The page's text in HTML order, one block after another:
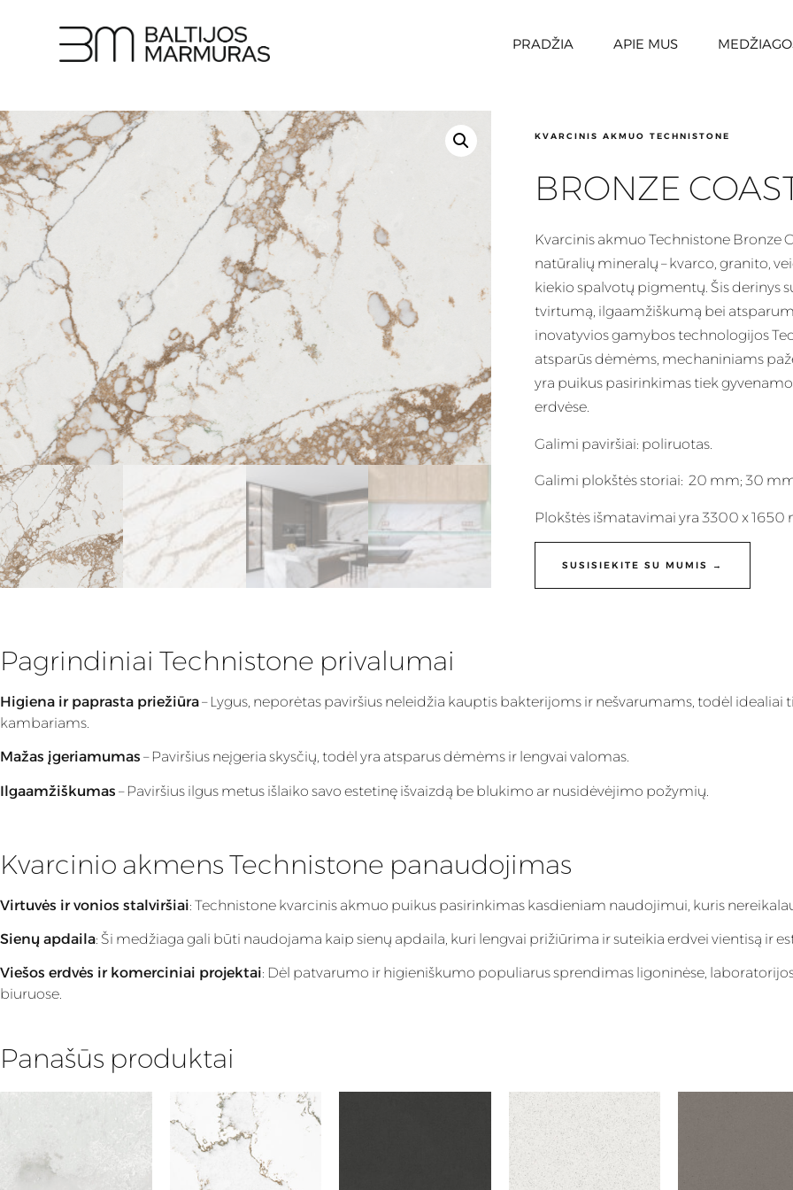
PRADŽIA APIE MUS
KVARCINIS AKMUO TECHNISTONE
BRONZE
Kvarcinis akmuo Technistone Bronze
natūralių mineralų – kvarco, granito,
kiekio spalvotų pigmentų. Šisderinys
tvirtumą, ilgaamžiškumą bei
inovatyvios gamybos technologijos
atsparūs dėmėms, mechaniniams
yra puikus pasirinkimas tiek
erdvėse.
Galimi paviršiai: poliruotas.
Galimi plokštės storiai: 20 mm; 30
Plokštės išmatavimai yra 3300 x 1650
SUSISIEKITE SU MUMIS →
Pagrindiniai Technistone privalumai
Higiena ir paprasta priežiūra– Lygus, neporėtas paviršius neleidžia kauptis bakterijoms ir nešvarumams, todėl idealiai
kambariams.
Mažas įgeriamumas – Paviršius neįgeria skysčių, todėl yra atsparus dėmėms ir lengvai valomas.
Ilgaamžiškumas – Paviršius ilgus metus išlaiko savo estetinę išvaizdą be blukimo ar nusidėvėjimo požymių.
Kvarcinio akmens Technistone panaudojimas
Virtuvės ir vonios stalviršiai: Technistone kvarcinis akmuo puikus pasirinkimas kasdieniam naudojimui, kuris
Sienų apdaila: Ši medžiaga gali būti naudojama kaip sienų apdaila, kuri lengvai prižiūrima ir suteikia erdvei vientisą ir
Viešos erdvės ir komerciniai projektai: Dėl patvarumo ir higieniškumo populiarus sprendimas ligoninėse,
biuruose.
Panašūs produktai